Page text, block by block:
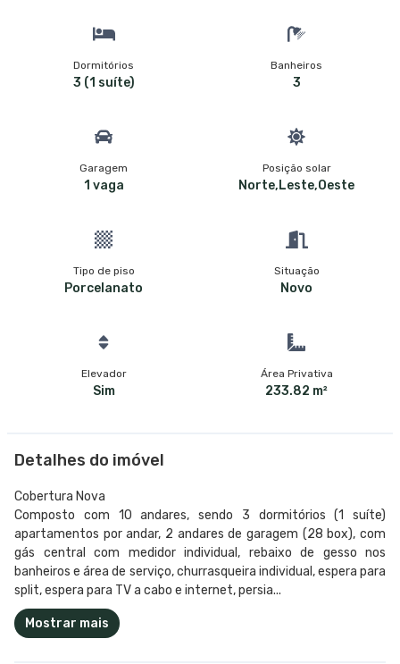
Dormitórios
3 (1 suíte)
Banheiros
3
Garagem
1 vaga
Posição solar
Norte,Leste,Oeste
Tipo de piso
Porcelanato
Situação
Novo
Elevador
Sim
Área Privativa
233.82 m²
Detalhes do imóvel
Cobertura Nova
Composto com 10 andares, sendo 3 dormitórios (1 suíte)
apartamentos por andar, 2 andares de garagem (28 box), com
gás central com medidor individual, rebaixo de gesso nos
banheiros e área de serviço, churrasqueira individual, espera para
split, espera para TV a cabo e internet, persia...
Mostrar mais